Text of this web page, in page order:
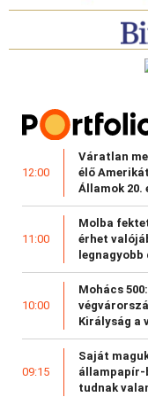
12:00
Váratlan
élő
Államok 20.
11:00
Molba
érhet
legnagyobb
10:00
Mohács
Királyság a
09:15
Saját
állampapír-
tudnak